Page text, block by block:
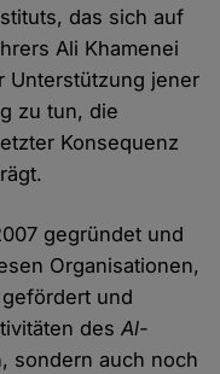
das sich auf
Ali Khamenei
Unterstützung jener
zu tun, die
Konsequenz
gegründet und
Organisationen,
und
desAl-
sondern auch noch